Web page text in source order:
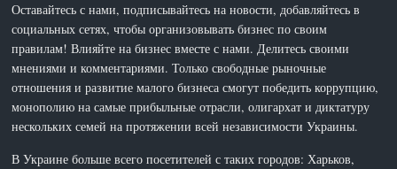
Оставайтесь с нами, подписывайтесь на новости, добавляйтесь в
социальных сетях, чтобы организовывать бизнес по своим
правилам! Влияйте на бизнес вместе с нами. Делитесь своими
мнениями и комментариями. Только свободные рыночные
отношения и развитие малого бизнеса смогут победить коррупцию,
монополию на самые прибыльные отрасли, олигархат и диктатуру
нескольких семей на протяжении всей независимости Украины.
В Украине больше всего посетителей с таких городов: Харьков,